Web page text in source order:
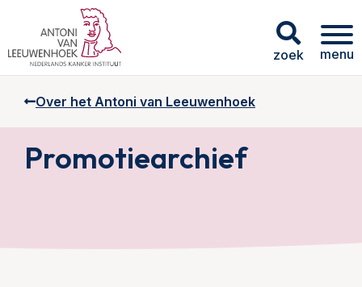
zoek menu
Over het Antoni van Leeuwenhoek
Promotiearchief